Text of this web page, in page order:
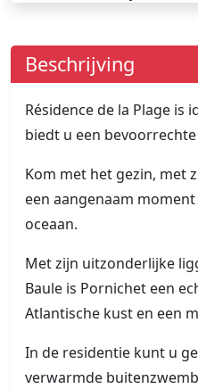
Beschrijving
Résidence de la Plage is
biedt u een
Kom met het gezin, met
een aangenaam
oceaan.
Met zijn uitzonderlijke
Baule is Pornichet een
Atlantische kust en een
In de residentie kunt u
verwarmde